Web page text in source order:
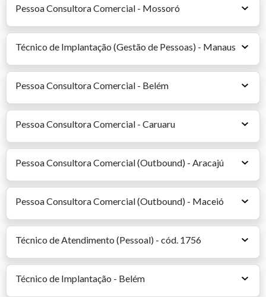
Pessoa Consultora Comercial - Mossoró
Técnico de Implantação (Gestão de Pessoas) - Manaus
Pessoa Consultora Comercial - Belém
Pessoa Consultora Comercial - Caruaru
Pessoa Consultora Comercial (Outbound) - Aracajú
Pessoa Consultora Comercial (Outbound) - Maceió
Técnico de Atendimento (Pessoal) - cód. 1756
Técnico de Implantação - Belém